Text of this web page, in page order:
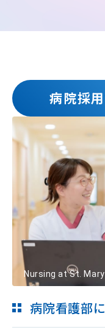
病院採
Nursing at St.
病院看護部